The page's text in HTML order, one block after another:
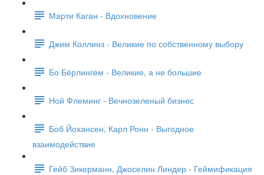
Марти Каган - Вдохновение
Джим Коллинз - Великие по собственному выбору
Бо Бёрлингем - Великие, а не большие
Ной Флеминг - Вечнозеленый бизнес
Боб Йохансен, Карл Ронн - Выгодное
взаимодействие
Гейб Зикерманн, Джоселин Линдер - Геймификация